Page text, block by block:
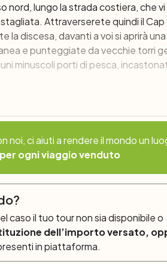
nord, lungo la strada costiera, che
Attraverserete quindi il Cap
la discesa, davanti a voi si aprirà
e punteggiate da vecchie torri
minuscoli porti di pesca,
(45 km; +798/-1091 m o 58 km;
sud, in direzione di San
possibilità di attraversare
de Teghime, o percorrere una
itinerari offrono una vista
una passeggiata lungo il porto e le
una visita alla cittadella. Su
vini in una delle cantine locali.
noi, ci aiuti a rendere il mondo un
ogni viaggio venduto
caso il tuo tour non sia disponibile o
dell’importo versato,
in piattaforma.